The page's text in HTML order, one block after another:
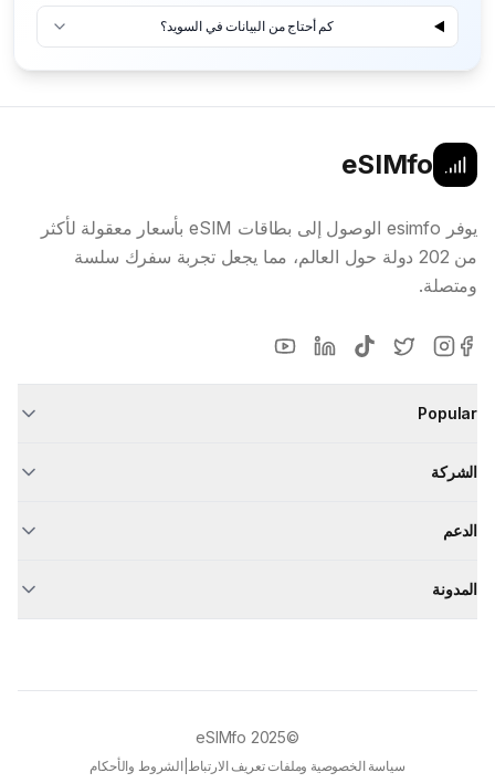
كم أحتاج من البيانات في السويد؟
eSIMfo
يوفر esimfo الوصول إلى بطاقات eSIM بأسعار معقولة لأكثر
من 202 دولة حول العالم، مما يجعل تجربة سفرك سلسة
ومتصلة.
Popular
الشركة
الدعم
المدونة
©2025
eSIMfo
سياسة الخصوصية وملفات تعريف الارتباط |الشروط والأحكام